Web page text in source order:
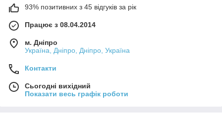
93% позитивних з 45 відгуків за рік
Працює з 08.04.2014
м. Дніпро
Україна, Дніпро, Дніпро, Україна
Контакти
Сьогодні вихідний
Показати весь графік роботи